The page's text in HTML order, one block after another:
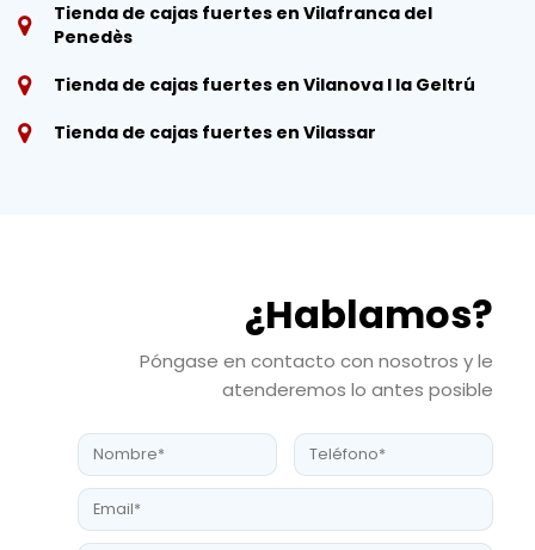
Tienda de cajas fuertes en Vilafranca del
Penedès
Tienda de cajas fuertes en Vilanova I la Geltrú
Tienda de cajas fuertes en Vilassar
¿Hablamos?
Póngase en contacto con nosotros y le
atenderemos lo antes posible